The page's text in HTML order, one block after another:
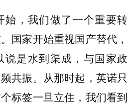
始，我们做了一个重要转
国家开始重视国产替代，
说是水到渠成，与国家政
共振。从那时起，英诺只
标签一旦立住，我们看到